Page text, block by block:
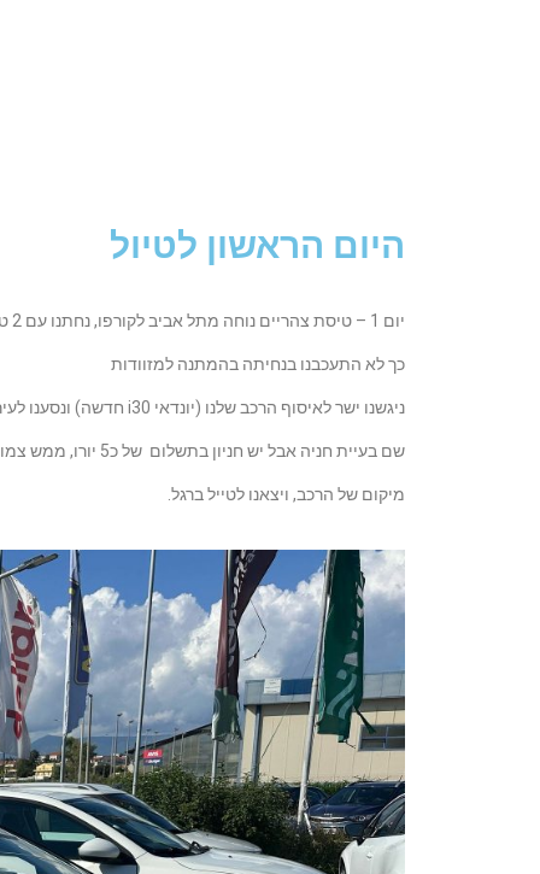
היום הראשון לטיול
יום 1 – טיסת צהריים נוחה מתל אביב לקורפו, נחתנו עם 2 טרולי בלבד, אחד לכל אדם,
כך לא התעכבנו בנחיתה בהמתנה למזוודות
ניגשנו ישר לאיסוף הרכב שלנו (יונדאי i30 חדשה) ונסענו לעיר העתיקה והיפה של קורפו, מצאנו חניה ללא בעיה (בדרך כלל יש
שם בעיית חניה אבל יש חניון בתשלום של כ5 יורו, ממש צמוד לכניסה לעיר העתיקה), בכל פעם שחנינו שלחנו לעצמנו בוואטסאפ
מיקום של הרכב, ויצאנו לטייל ברגל.